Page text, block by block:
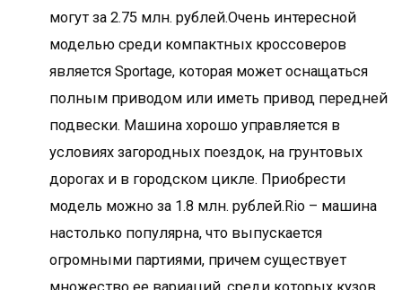
могут за 2.75 млн. рублей.Очень интересной
моделью среди компактных кроссоверов
является Sportage, которая может оснащаться
полным приводом или иметь привод передней
подвески. Машина хорошо управляется в
условиях загородных поездок, на грунтовых
дорогах и в городском цикле. Приобрести
модель можно за 1.8 млн. рублей.Rio – машина
настолько популярна, что выпускается
огромными партиями, причем существует
множество ее вариаций, среди которых кузов